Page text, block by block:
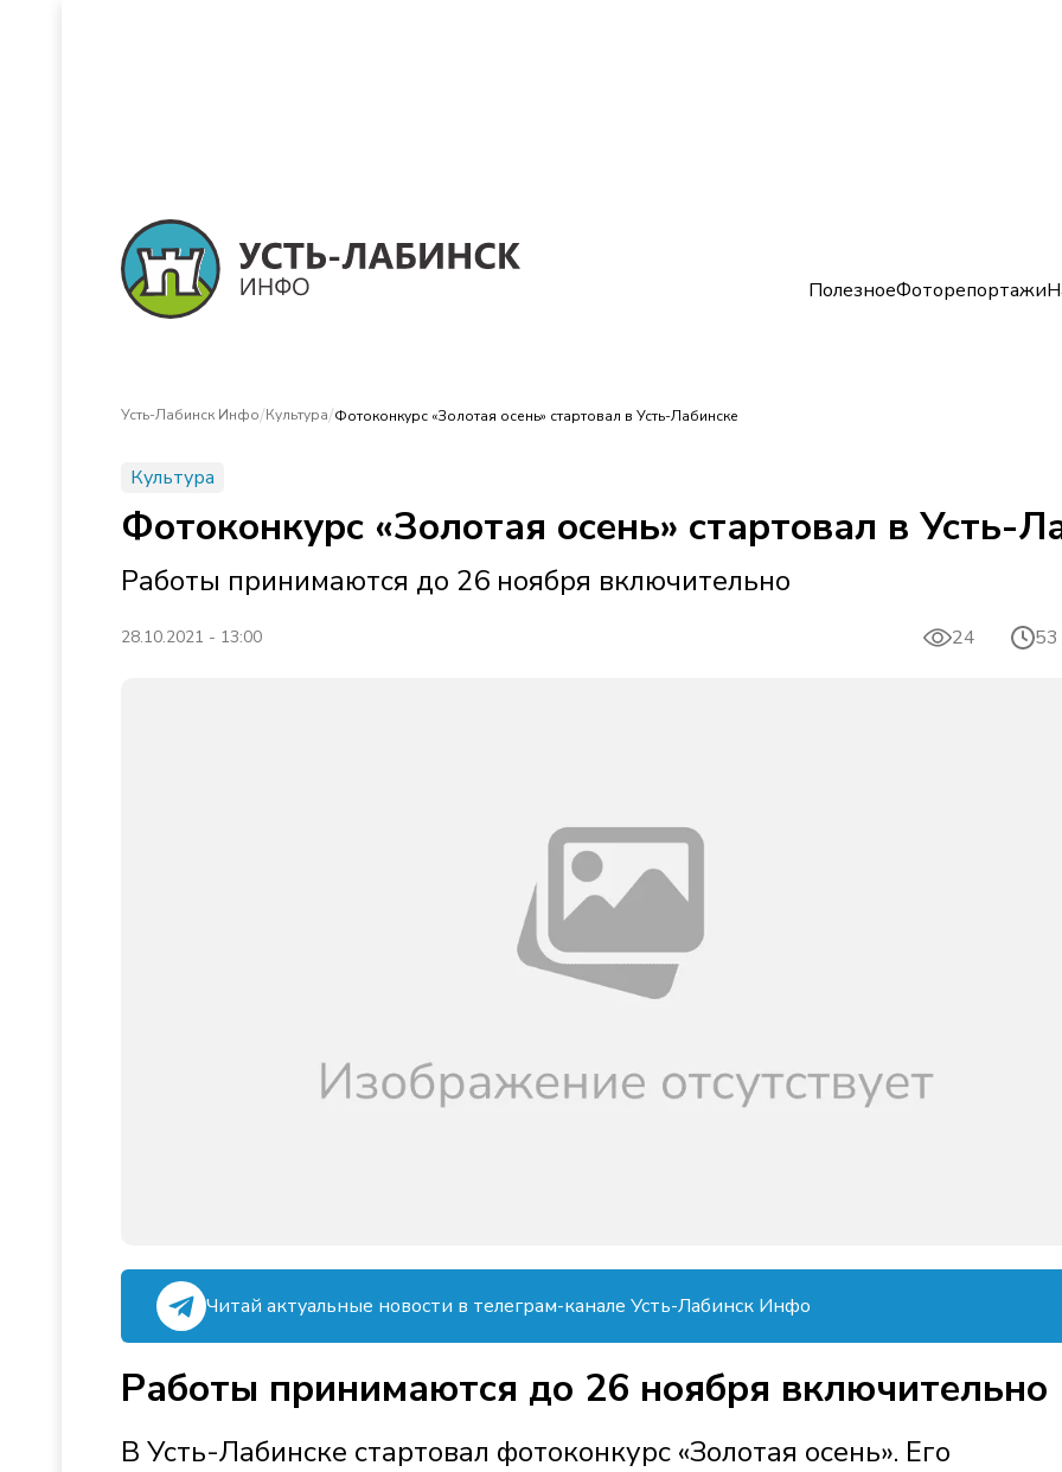
ПолезноеФоторепортажи
Усть-Лабинск Инфо/Культура/Фотоконкурс «Золотая осень» стартовал в Усть-Лабинске
Культура
Фотоконкурс «Золотая осень» стартовал в Усть-
Работы принимаются до 26 ноября включительно
28.10.2021 - 13:00 24 53
Читай актуальные новости в телеграм-канале Усть-Лабинск Инфо
Работы принимаются до 26 ноября включительно
В Усть-Лабинске стартовал фотоконкурс «Золотая осень». Его